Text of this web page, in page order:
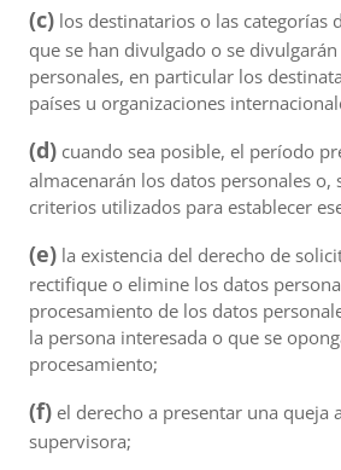
(c) los destinatarios o las categorías
que se han divulgado o se
personales, en particular los
países u organizaciones
(d) cuando sea posible, el período
almacenarán los datos personales o,
criterios utilizados para establecer
(e) la existencia del derecho de
rectifique o elimine los datos
procesamiento de los datos
la persona interesada o que se
procesamiento;
(f) el derecho a presentar una queja
supervisora;